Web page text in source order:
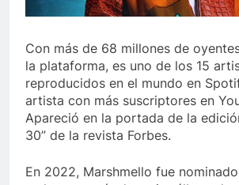
Con más de 68 millones de
la plataforma, es uno de los 15
reproducidos en el mundo en
artista con más suscriptores en
Apareció en la portada de la
30” de la revista Forbes.
En 2022, Marshmello fue